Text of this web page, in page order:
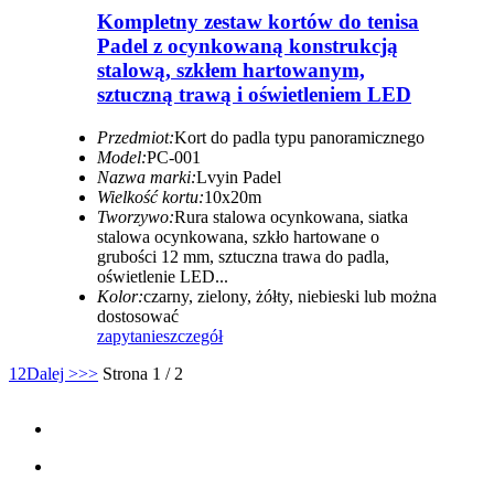
Kompletny zestaw kortów do tenisa
Padel z ocynkowaną konstrukcją
stalową, szkłem hartowanym,
sztuczną trawą i oświetleniem LED
Przedmiot:Kort do padla typu panoramicznego
Model:PC-001
Nazwa marki:Lvyin Padel
Wielkość kortu:10x20m
Tworzywo:Rura stalowa ocynkowana, siatka
stalowa ocynkowana, szkło hartowane o
grubości 12 mm, sztuczna trawa do padla,
oświetlenie LED...
Kolor:czarny, zielony, żółty, niebieski lub można
dostosować
zapytanieszczegół
1 2Dalej >>> Strona 1 / 2